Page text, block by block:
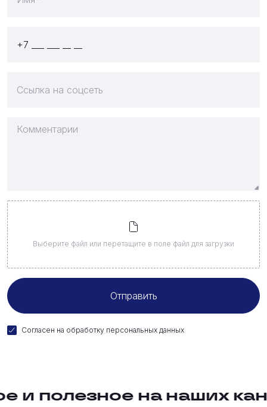
Выберите файл или перетащите в поле файл для загрузки
Согласен на обработку персональных данных
и полезное на наших